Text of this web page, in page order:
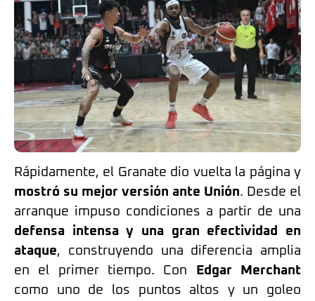
Rápidamente, el Granate dio vuelta la página y
mostró su mejor versión ante Unión. Desde el
arranque impuso condiciones a partir de una
defensa intensa y una gran efectividad en
ataque, construyendo una diferencia amplia
en el primer tiempo. Con
Edgar Merchant
como uno de los puntos altos y un goleo